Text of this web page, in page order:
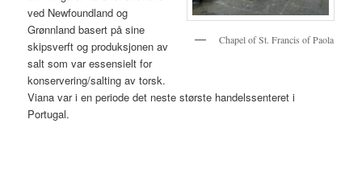
Chapel of St. Francis of Paola
ved Newfoundland og
Grønnland basert på sine
skipsverft og produksjonen av
salt som var essensielt for
konservering/salting av torsk.
Viana var i en periode det neste største handelssenteret i
Portugal.